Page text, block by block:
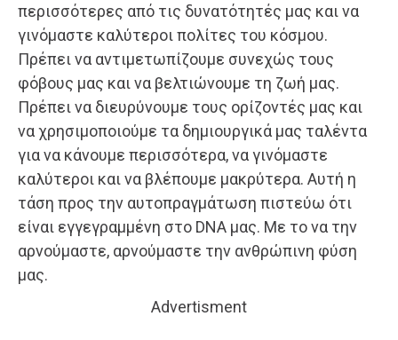
περισσότερες από τις δυνατότητές μας και να
γινόμαστε καλύτεροι πολίτες του κόσμου.
Πρέπει να αντιμετωπίζουμε συνεχώς τους
φόβους μας και να βελτιώνουμε τη ζωή μας.
Πρέπει να διευρύνουμε τους ορίζοντές μας και
να χρησιμοποιούμε τα δημιουργικά μας ταλέντα
για να κάνουμε περισσότερα, να γινόμαστε
καλύτεροι και να βλέπουμε μακρύτερα. Αυτή η
τάση προς την αυτοπραγμάτωση πιστεύω ότι
είναι εγγεγραμμένη στο DNA μας. Με το να την
αρνούμαστε, αρνούμαστε την ανθρώπινη φύση
μας.
Advertisment